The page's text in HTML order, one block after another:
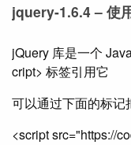
jquery-1.6.4 – 使
jQuery 库是一个
cript> 标签引用它
可以通过下面的标记
<script src="https://